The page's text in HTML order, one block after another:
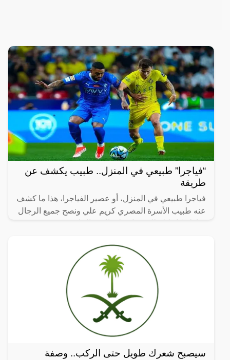
“فياجرا” طبيعي في المنزل.. طبيب يكشف عن
طريقة
فياجرا طبيعي في المنزل، أو عصير الفياجرا، هذا ما كشف
عنه طبيب الأسرة المصري كريم علي ونصح جميع الرجال
سيصبح شعرك طويل حتى الركب.. وصفة